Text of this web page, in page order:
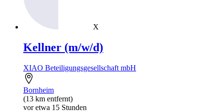
X
Kellner (m/w/d)
XIAO Beteiligungsgesellschaft mbH
Bornheim
(13 km entfernt)
vor etwa 15 Stunden